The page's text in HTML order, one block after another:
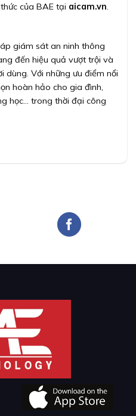
của BAE tại aicam.vn.
giám sát an ninh thông
đến hiệu quả vượt trội và
dùng. Với những ưu điểm nổi
hoàn hảo cho gia đình,
học… trong thời đại công